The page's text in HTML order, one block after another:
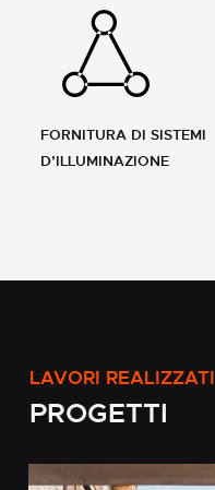
FORNITURA DI SISTEMI
D’ILLUMINAZIONE
LAVORI REALIZZATI
PROGETTI
CONVENTO